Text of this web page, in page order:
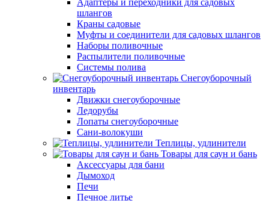
Адаптеры и переходники для садовых
шлангов
Краны садовые
Муфты и соединители для садовых шлангов
Наборы поливочные
Распылители поливочные
Системы полива
Снегоуборочный
инвентарь
Движки снегоуборочные
Ледорубы
Лопаты снегоуборочные
Сани-волокуши
Теплицы, удлинители
Товары для саун и бань
Аксессуары для бани
Дымоход
Печи
Печное литье